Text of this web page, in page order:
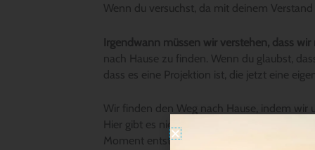
Wenn du versuchst, da mit deinem
Irgendwann müssen wir verstehen, dass
nach Hause zu finden. Wenn du glaubst,
dass es eine Projektion ist, die jetzt eine
Wir finden den Weg nach Hause, indem wir
Hier gibt es nichts zu verändern. Nimm die
Moment entsteht der Raum, entsteht in